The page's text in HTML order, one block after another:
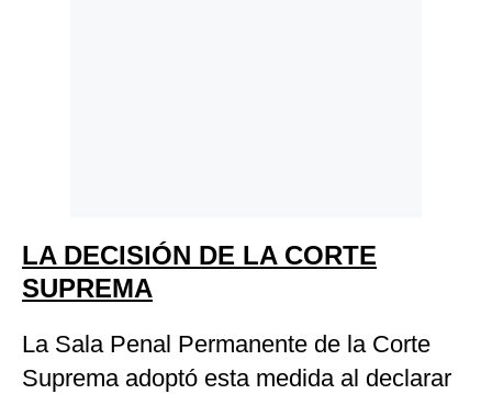
LA DECISIÓN DE LA CORTE
SUPREMA
La Sala Penal Permanente de la Corte
Suprema adoptó esta medida al declarar